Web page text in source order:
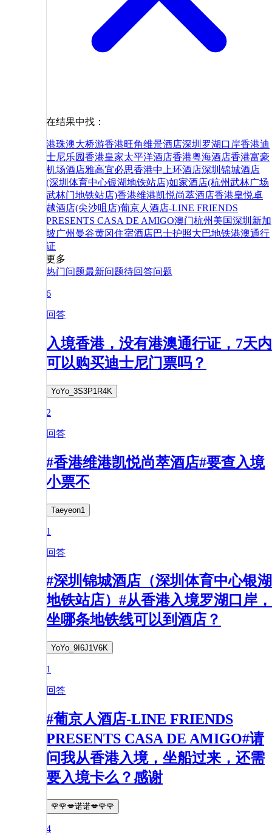
在结果中找：
港珠澳大桥游香港旺角维景酒店深圳罗湖口岸香港迪
士尼乐园香港皇家太平洋酒店香港粤海酒店香港富豪
机场酒店雅高宜必思香港中上环酒店深圳锦城酒店
(深圳体育中心银湖地铁站店)如家酒店(杭州武林广场
武林门地铁站店)香港维港凯悦尚萃酒店香港皇悦卓
越酒店(尖沙咀店)葡京人酒店-LINE FRIENDS
PRESENTS CASA DE AMIGO澳门杭州 美国深圳 新加
坡广州 曼谷黄冈住宿酒店巴士护照大巴地铁港澳通行
证
更多
热门问题最新问题待回答问题
6
回答
入境香港，没有港澳通行证，7天内
可以购买迪士尼门票吗？
YoYo_3S3P1R4K
2
回答
#香港维港凯悦尚萃酒店#要查入境
小票不
Taeyeon1
1
回答
#深圳锦城酒店（深圳体育中心银湖
地铁站店）#从香港入境罗湖口岸，
坐哪条地铁线可以到酒店？
YoYo_9I6J1V6K
1
回答
#葡京人酒店-LINE FRIENDS
PRESENTS CASA DE AMIGO#请
问我从香港入境，坐船过来，还需
要入境卡么？感谢
🌹🌹💋诺诺💋🌹🌹
4